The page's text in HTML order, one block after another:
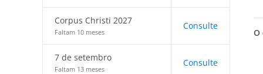
Corpus Christi 2027
Faltam 10 meses
Consulte
7 de setembro
Faltam 13 meses
Consulte
O